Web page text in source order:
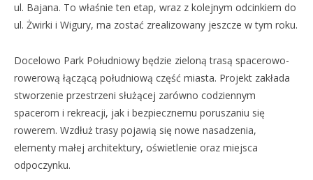
ul. Bajana. To właśnie ten etap, wraz z kolejnym odcinkiem do
ul. Żwirki i Wigury, ma zostać zrealizowany jeszcze w tym roku.
Docelowo Park Południowy będzie zieloną trasą spacerowo-
rowerową łączącą południową część miasta. Projekt zakłada
stworzenie przestrzeni służącej zarówno codziennym
spacerom i rekreacji, jak i bezpiecznemu poruszaniu się
rowerem. Wzdłuż trasy pojawią się nowe nasadzenia,
elementy małej architektury, oświetlenie oraz miejsca
odpoczynku.